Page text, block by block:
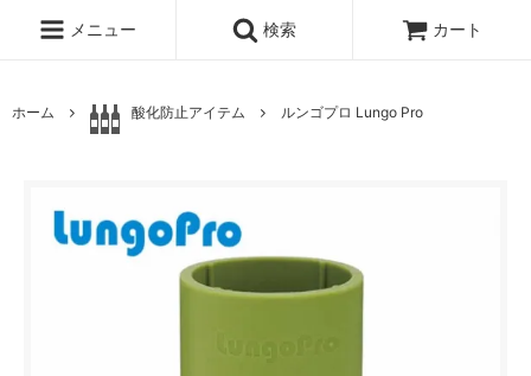
メニュー 検索 カート
ホーム 酸化防止アイテム ルンゴプロ Lungo Pro